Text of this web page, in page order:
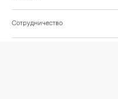
Сотрудничество